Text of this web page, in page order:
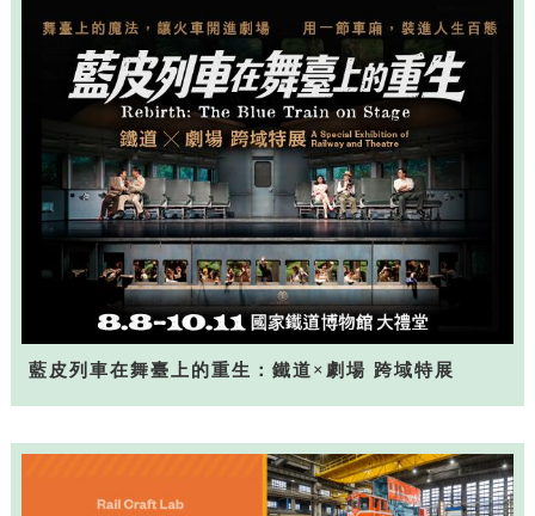
藍皮列車在舞臺上的重生：鐵道×劇場 跨域特展